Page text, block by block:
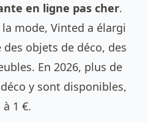
en ligne pas cher.
mode, Vinted a élargi
objets de déco, des
En 2026, plus de
y sont disponibles,
1 €.